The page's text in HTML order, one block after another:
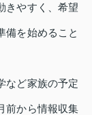
きやすく、希望
備を始めること
など家族の予定
前から情報収集